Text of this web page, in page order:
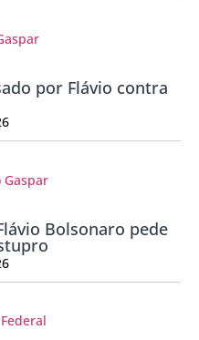
por Flávio contra
Bolsonaro pede